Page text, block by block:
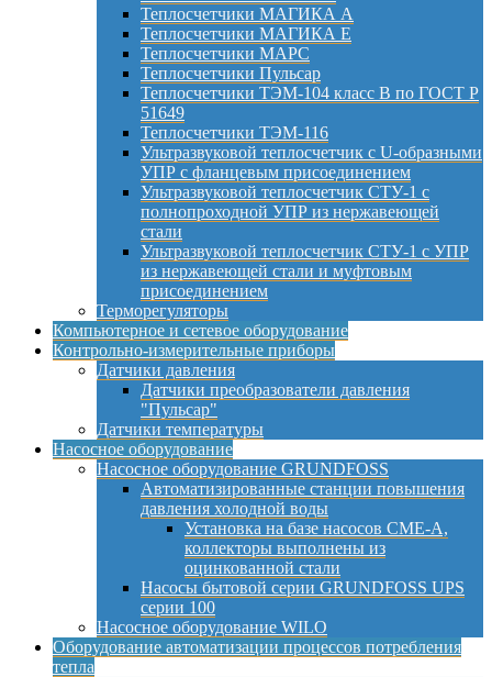
Теплосчетчики МАГИКА А
Теплосчетчики МАГИКА Е
Теплосчетчики МАРС
Теплосчетчики Пульсар
Теплосчетчики ТЭМ-104 класс B по ГОСТ Р
51649
Теплосчетчики ТЭМ-116
Ультразвуковой теплосчетчик с U-образными
УПР с фланцевым присоединением
Ультразвуковой теплосчетчик СТУ-1 с
полнопроходной УПР из нержавеющей
стали
Ультразвуковой теплосчетчик СТУ-1 с УПР
из нержавеющей стали и муфтовым
присоединением
Терморегуляторы
Компьютерное и сетевое оборудование
Контрольно-измерительные приборы
Датчики давления
Датчики преобразователи давления
"Пульсар"
Датчики температуры
Насосное оборудование
Насосное оборудование GRUNDFOSS
Автоматизированные станции повышения
давления холодной воды
Установка на базе насосов CME-A,
коллекторы выполнены из
оцинкованной стали
Насосы бытовой серии GRUNDFOSS UPS
серии 100
Насосное оборудование WILO
Оборудование автоматизации процессов потребления
тепла